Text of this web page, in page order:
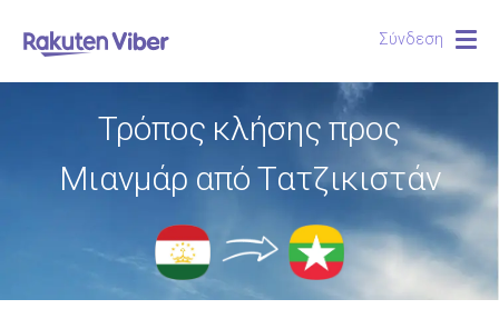
Σύνδεση
Τρόπος κλήσης προς
Μιανμάρ από Τατζικιστάν